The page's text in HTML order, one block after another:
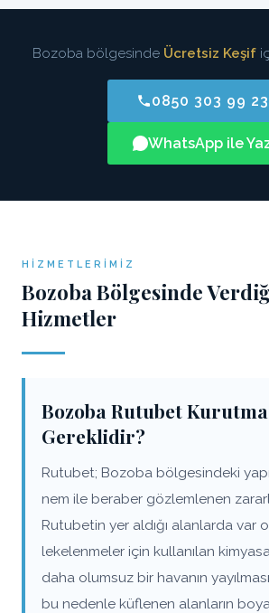
Bozoba bölgesinde Ücretsiz Keşif
0850 303 99 23
WhatsApp ile
HIZMETLERIMIZ
Bozoba Bölgesinde
Hizmetler
Bozoba Rutubet
Gereklidir?
Rutubet; Bozoba bölgesindeki
nem ile beraber gözlemlenen
Rutubetin yer aldığı alanlarda var
lekelenmeler için kullanılan
daha olumsuz bir havanın
bu nedenle küflenen alanların